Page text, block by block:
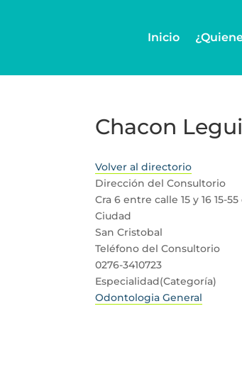
Inicio
Chacon
Volver al directorio
Dirección del Consultorio
Cra 6 entre calle 15 y 16 15-
Ciudad
San Cristobal
Teléfono del Consultorio
0276-3410723
Especialidad(Categoría)
Odontologia General